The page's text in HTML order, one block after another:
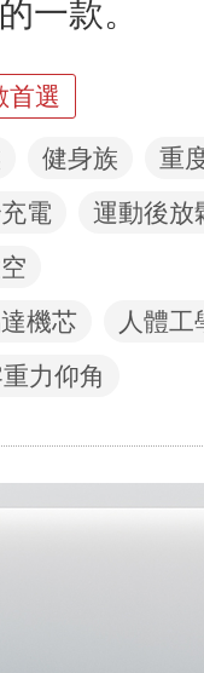
一款。
首選
健身族
重
電
運動後放
機芯
人體工
力仰角